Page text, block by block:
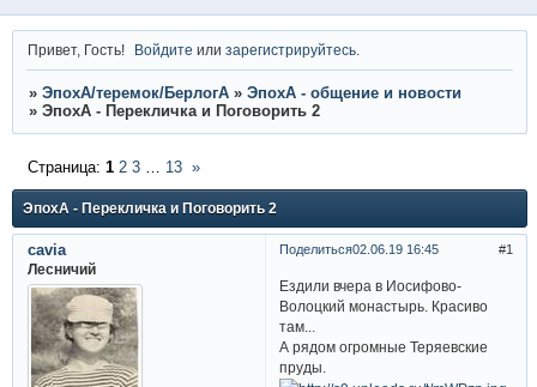
Привет, Гость! Войдите илизарегистрируйтесь
» ЭпохА/теремок/БерлогА » ЭпохА - общение и новости
» ЭпохА - Перекличка и Поговорить 2
ЭпохА - Перекличка и Поговорить 2
Страница: 1 2 3 … 13 »
Поделиться 1
02.06.19 16:45
cavia
Лесничий
Ездили вчера в Иосифово-
Волоцкий монастырь. Красиво
там...
А рядом огромные Теряевские
пруды.